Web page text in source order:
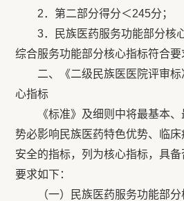
2．第二部分得分＜245分；
3．民族医药服务功能部分核
综合服务功能部分核心指标符合要
二、《二级民族医医院评审标
心指标
《标准》及细则中将最基本、
势必影响民族医药特色优势、临
安全的指标，列为核心指标，具
要求如下：
（一）民族医药服务功能部分